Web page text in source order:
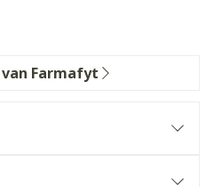
Farmafyt